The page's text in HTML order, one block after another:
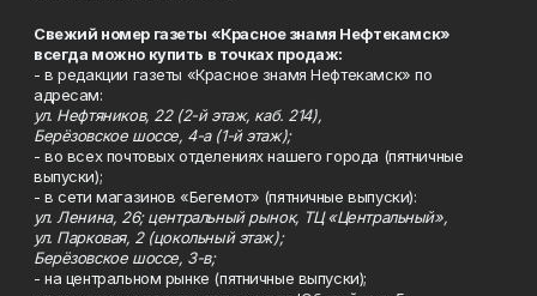
Свежий номер газеты «Красное знамя Нефтекамск»
всегда можно купить в точках продаж:
- в редакции газеты «Красное знамя Нефтекамск» по
адресам:
ул. Нефтяников, 22 (2-й этаж, каб. 214),
Берёзовское шоссе, 4-а (1-й этаж);
- во всех почтовых отделениях нашего города (пятничные
выпуски);
- в сети магазинов «Бегемот» (пятничные выпуски):
ул. Ленина, 26; центральный рынок, ТЦ «Центральный»,
ул. Парковая, 2 (цокольный этаж);
Берёзовское шоссе, 3-в;
- на центральном рынке (пятничные выпуски);